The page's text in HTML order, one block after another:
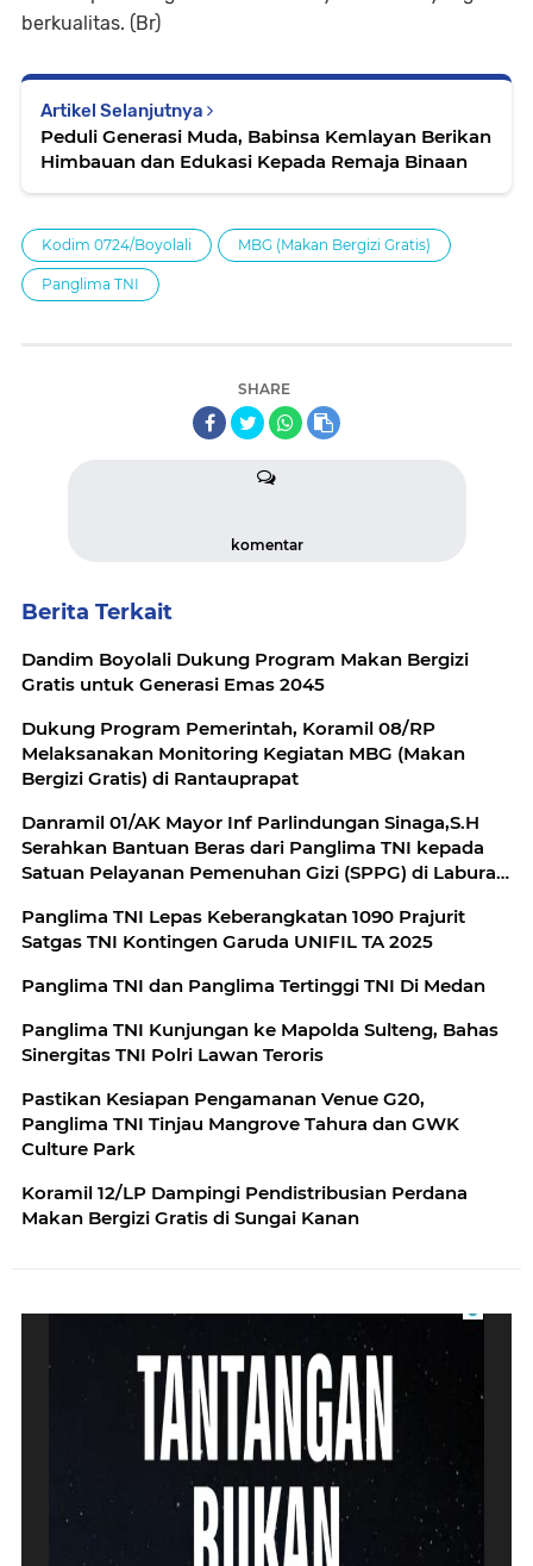
berkualitas. (Br)
Artikel Selanjutnya
Peduli Generasi Muda, Babinsa Kemlayan Berikan
Himbauan dan Edukasi Kepada Remaja Binaan
Kodim 0724/Boyolali MBG (Makan Bergizi Gratis)
Panglima TNI
SHARE
komentar
Berita Terkait
Dandim Boyolali Dukung Program Makan Bergizi
Gratis untuk Generasi Emas 2045
Dukung Program Pemerintah, Koramil 08/RP
Melaksanakan Monitoring Kegiatan MBG (Makan
Bergizi Gratis) di Rantauprapat
Danramil 01/AK Mayor Inf Parlindungan Sinaga,S.H
Serahkan Bantuan Beras dari Panglima TNI kepada
Satuan Pelayanan Pemenuhan Gizi (SPPG) di Labura
Panglima TNI Lepas Keberangkatan 1090 Prajurit
Satgas TNI Kontingen Garuda UNIFIL TA 2025
Panglima TNI dan Panglima Tertinggi TNI Di Medan
Panglima TNI Kunjungan ke Mapolda Sulteng, Bahas
Sinergitas TNI Polri Lawan Teroris
Pastikan Kesiapan Pengamanan Venue G20,
Panglima TNI Tinjau Mangrove Tahura dan GWK
Culture Park
Koramil 12/LP Dampingi Pendistribusian Perdana
Makan Bergizi Gratis di Sungai Kanan